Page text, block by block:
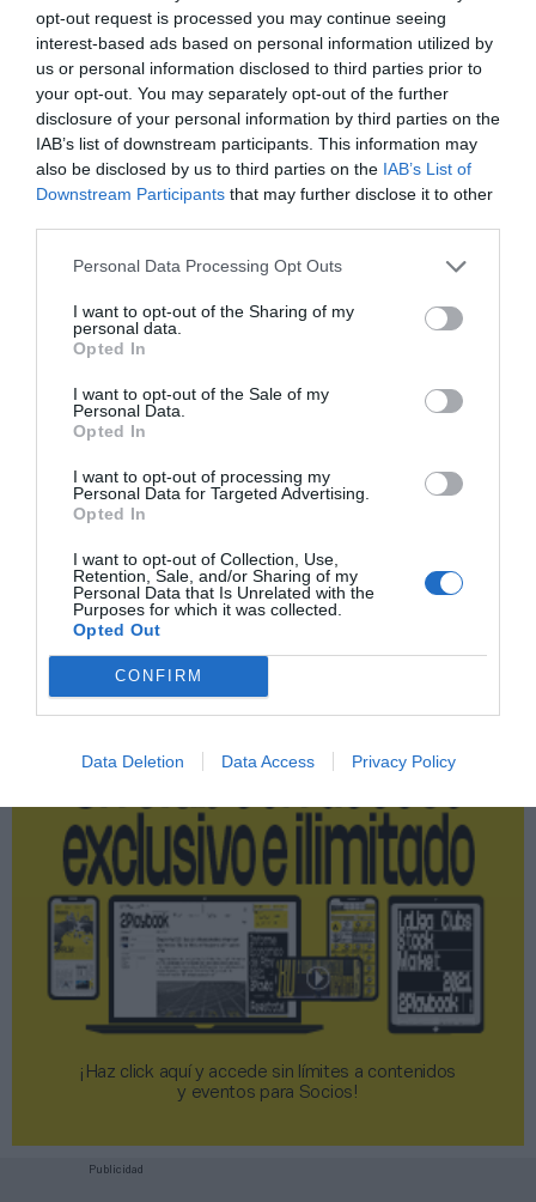
opt-out request is processed you may continue seeing
interest-based ads based on personal information utilized by
us or personal information disclosed to third parties prior to
your opt-out. You may separately opt-out of the further
disclosure of your personal information by third parties on the
IAB’s list of downstream participants. This information may
also be disclosed by us to third parties on the IAB’s List of
Downstream Participants that may further disclose it to other
Personal Data Processing Opt Outs
I want to opt-out of the Sharing of my
personal data.
Opted In
I want to opt-out of the Sale of my
Personal Data.
Opted In
I want to opt-out of processing my
Personal Data for Targeted Advertising.
Opted In
I want to opt-out of Collection, Use,
Retention, Sale, and/or Sharing of my
Personal Data that Is Unrelated with the
Purposes for which it was collected.
Opted Out
CONFIRM
Data Deletion Data Access Privacy Policy
Índex2P
Grupo Baskonia-Alavés
Inversión pública
Saski Baskonia
Añadir2Playbookcomo fuente preferida de Google
de forma gratuita
Mantente informado con las últimas noticias de actualidad.
ACTIVAR AHORA
Imprimir
Publicidad
2Playbook Club2P
¡Haz click aquí y accede sin límites a contenidos
y eventos para Socios!​​​​​​​
Publicidad